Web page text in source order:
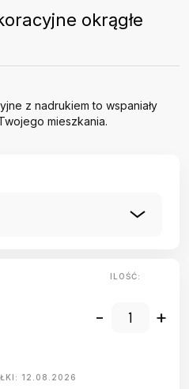
okrągłe
z nadrukiem to wspaniały
mieszkania.
ILOŚĆ:
- +
12.08.2026